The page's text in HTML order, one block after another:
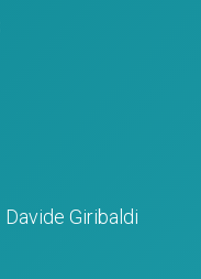
Davide Giribaldi